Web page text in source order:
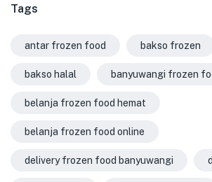
Tags
antar frozen food bakso frozen
bakso halal banyuwangi frozen
belanja frozen food hemat
belanja frozen food online
delivery frozen food banyuwangi